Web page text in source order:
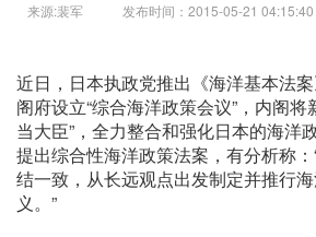
来源:裴军 发布时间：2015-05-21
近日，日本执政党推出《海洋基本法
阁府设立“综合海洋政策会议”，内阁将
当大臣”，全力整合和强化日本的海洋
提出综合性海洋政策法案，有分析称
结一致，从长远观点出发制定并推行
义。”